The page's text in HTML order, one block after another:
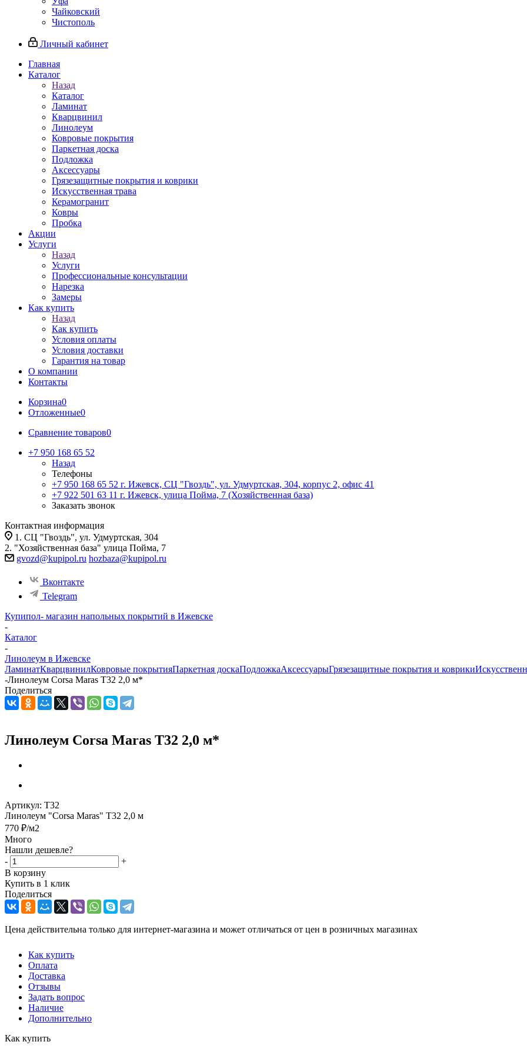
Чайковский
Чистополь
Личный кабинет
Главная
Каталог
Назад
Каталог
Ламинат
Кварцвинил
Линолеум
Ковровые покрытия
Паркетная доска
Подложка
Аксессуары
Грязезащитные покрытия и коврики
Искусственная трава
Керамогранит
Ковры
Пробка
Акции
Услуги
Назад
Услуги
Профессиональные консультации
Нарезка
Замеры
Как купить
Назад
Как купить
Условия оплаты
Условия доставки
Гарантия на товар
О компании
Контакты
Корзина0
Отложенные0
Сравнение товаров0
+7 950 168 65 52
Назад
Телефоны
+7 950 168 65 52 г. Ижевск, СЦ "Гвоздь", ул. Удмуртская, 304, корпус 2, офис 41
+7 922 501 63 11 г. Ижевск, улица Пойма, 7 (Хозяйственная база)
Заказать звонок
Контактная информация
1. СЦ "Гвоздь", ул. Удмуртская, 304
2. "Хозяйственная база" улица Пойма, 7
gvozd@kupipol.ru hozbaza@kupipol.ru
Вконтакте
Telegram
Купипол- магазин напольных покрытий в Ижевске
-
Каталог
-
Линолеум в Ижевске
ЛаминатКварцвинилКовровые покрытияПаркетная доскаПодложкаАксессуарыГрязезащитные покрытия и коврики
-Линолеум Corsa Maras T32 2,0 м*
Поделиться
Линолеум Corsa Maras T32 2,0 м*
Артикул: T32
Линолеум "Corsa Maras" T32 2,0 м
770 ₽/м2
Много
Нашли дешевле?
-
+
В корзину
Купить в 1 клик
Поделиться
Цена действительна только для интернет-магазина и может отличаться от цен в розничных магазинах
Как купить
Оплата
Доставка
Отзывы
Задать вопрос
Наличие
Дополнительно
Как купить